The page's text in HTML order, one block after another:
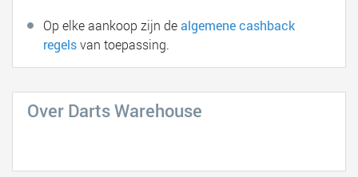
Op elke aankoop zijn dealgemene cashback
regelsvan toepassing.
Over Darts Warehouse